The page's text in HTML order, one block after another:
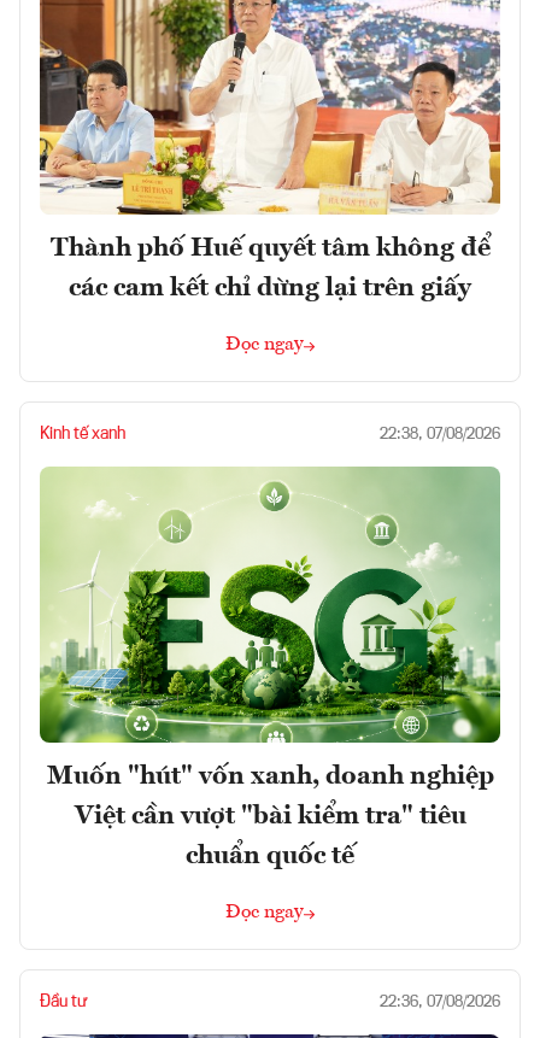
Thành phố Huế quyết tâm không để
các cam kết chỉ dừng lại trên giấy
Đọc ngay
Kinh tế xanh 22:38, 07/08/2026
Muốn "hút" vốn xanh, doanh nghiệp
Việt cần vượt "bài kiểm tra" tiêu
chuẩn quốc tế
Đọc ngay
Đầu tư 22:36, 07/08/2026